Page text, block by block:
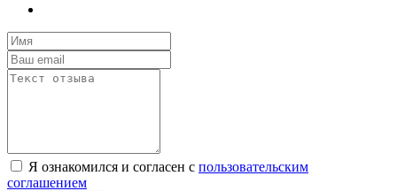
Я ознакомился и согласен с пользовательским
соглашением